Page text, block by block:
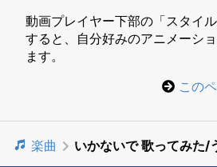
動画プレイヤー下部の「スタイ
すると、自分好みのアニメーシ
ます。
この
楽曲 いかないで 歌ってみた/